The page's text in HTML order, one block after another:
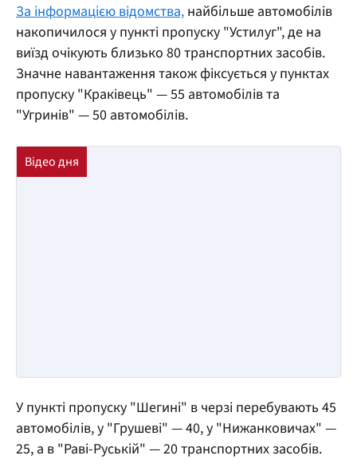
За інформацією відомства, найбільше автомобілів
накопичилося у пункті пропуску "Устилуг", де на
виїзд очікують близько 80 транспортних засобів.
Значне навантаження також фіксується у пунктах
пропуску "Краківець" — 55 автомобілів та
"Угринів" — 50 автомобілів.
У пункті пропуску "Шегині" в черзі перебувають 45
автомобілів, у "Грушеві" — 40, у "Нижанковичах" —
25, а в "Раві-Руській" — 20 транспортних засобів.